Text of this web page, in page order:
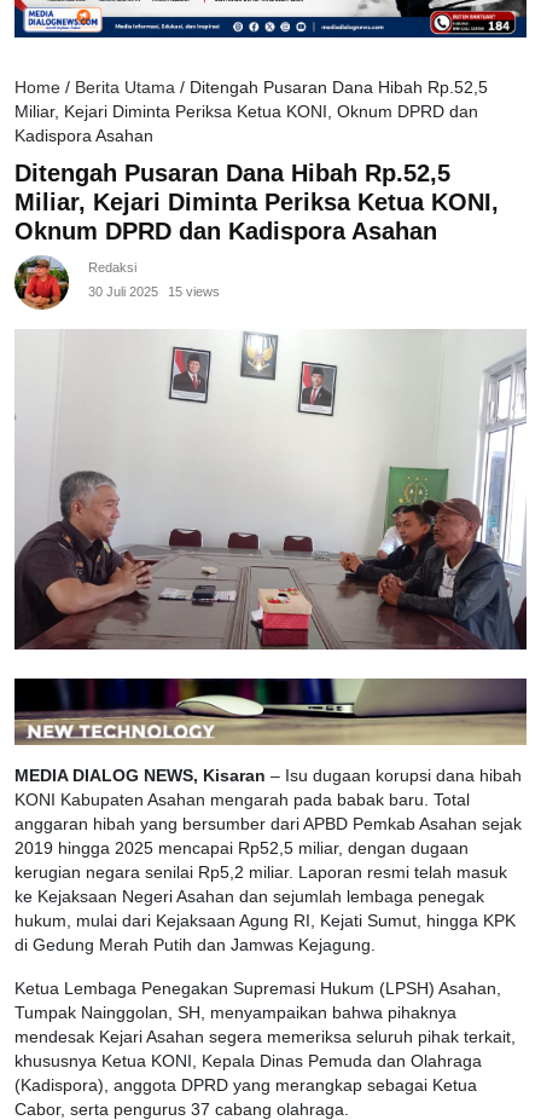
Home / Berita Utama / Ditengah Pusaran Dana Hibah Rp.52,5
Miliar, Kejari Diminta Periksa Ketua KONI, Oknum DPRD dan
Kadispora Asahan
Ditengah Pusaran Dana Hibah Rp.52,5
Miliar, Kejari Diminta Periksa Ketua KONI,
Oknum DPRD dan Kadispora Asahan
Redaksi
30 Juli 2025
15 views
MEDIA DIALOG NEWS, Kisaran – Isu dugaan korupsi dana hibah
KONI Kabupaten Asahan mengarah pada babak baru. Total
anggaran hibah yang bersumber dari APBD Pemkab Asahan sejak
2019 hingga 2025 mencapai Rp52,5 miliar, dengan dugaan
kerugian negara senilai Rp5,2 miliar. Laporan resmi telah masuk
ke Kejaksaan Negeri Asahan dan sejumlah lembaga penegak
hukum, mulai dari Kejaksaan Agung RI, Kejati Sumut, hingga KPK
di Gedung Merah Putih dan Jamwas Kejagung.
Ketua Lembaga Penegakan Supremasi Hukum (LPSH) Asahan,
Tumpak Nainggolan, SH, menyampaikan bahwa pihaknya
mendesak Kejari Asahan segera memeriksa seluruh pihak terkait,
khususnya Ketua KONI, Kepala Dinas Pemuda dan Olahraga
(Kadispora), anggota DPRD yang merangkap sebagai Ketua
Cabor, serta pengurus 37 cabang olahraga.